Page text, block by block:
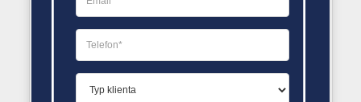
Dostawcy gazu Brzostek
PORÓWNYWARKA OFERT GAZU